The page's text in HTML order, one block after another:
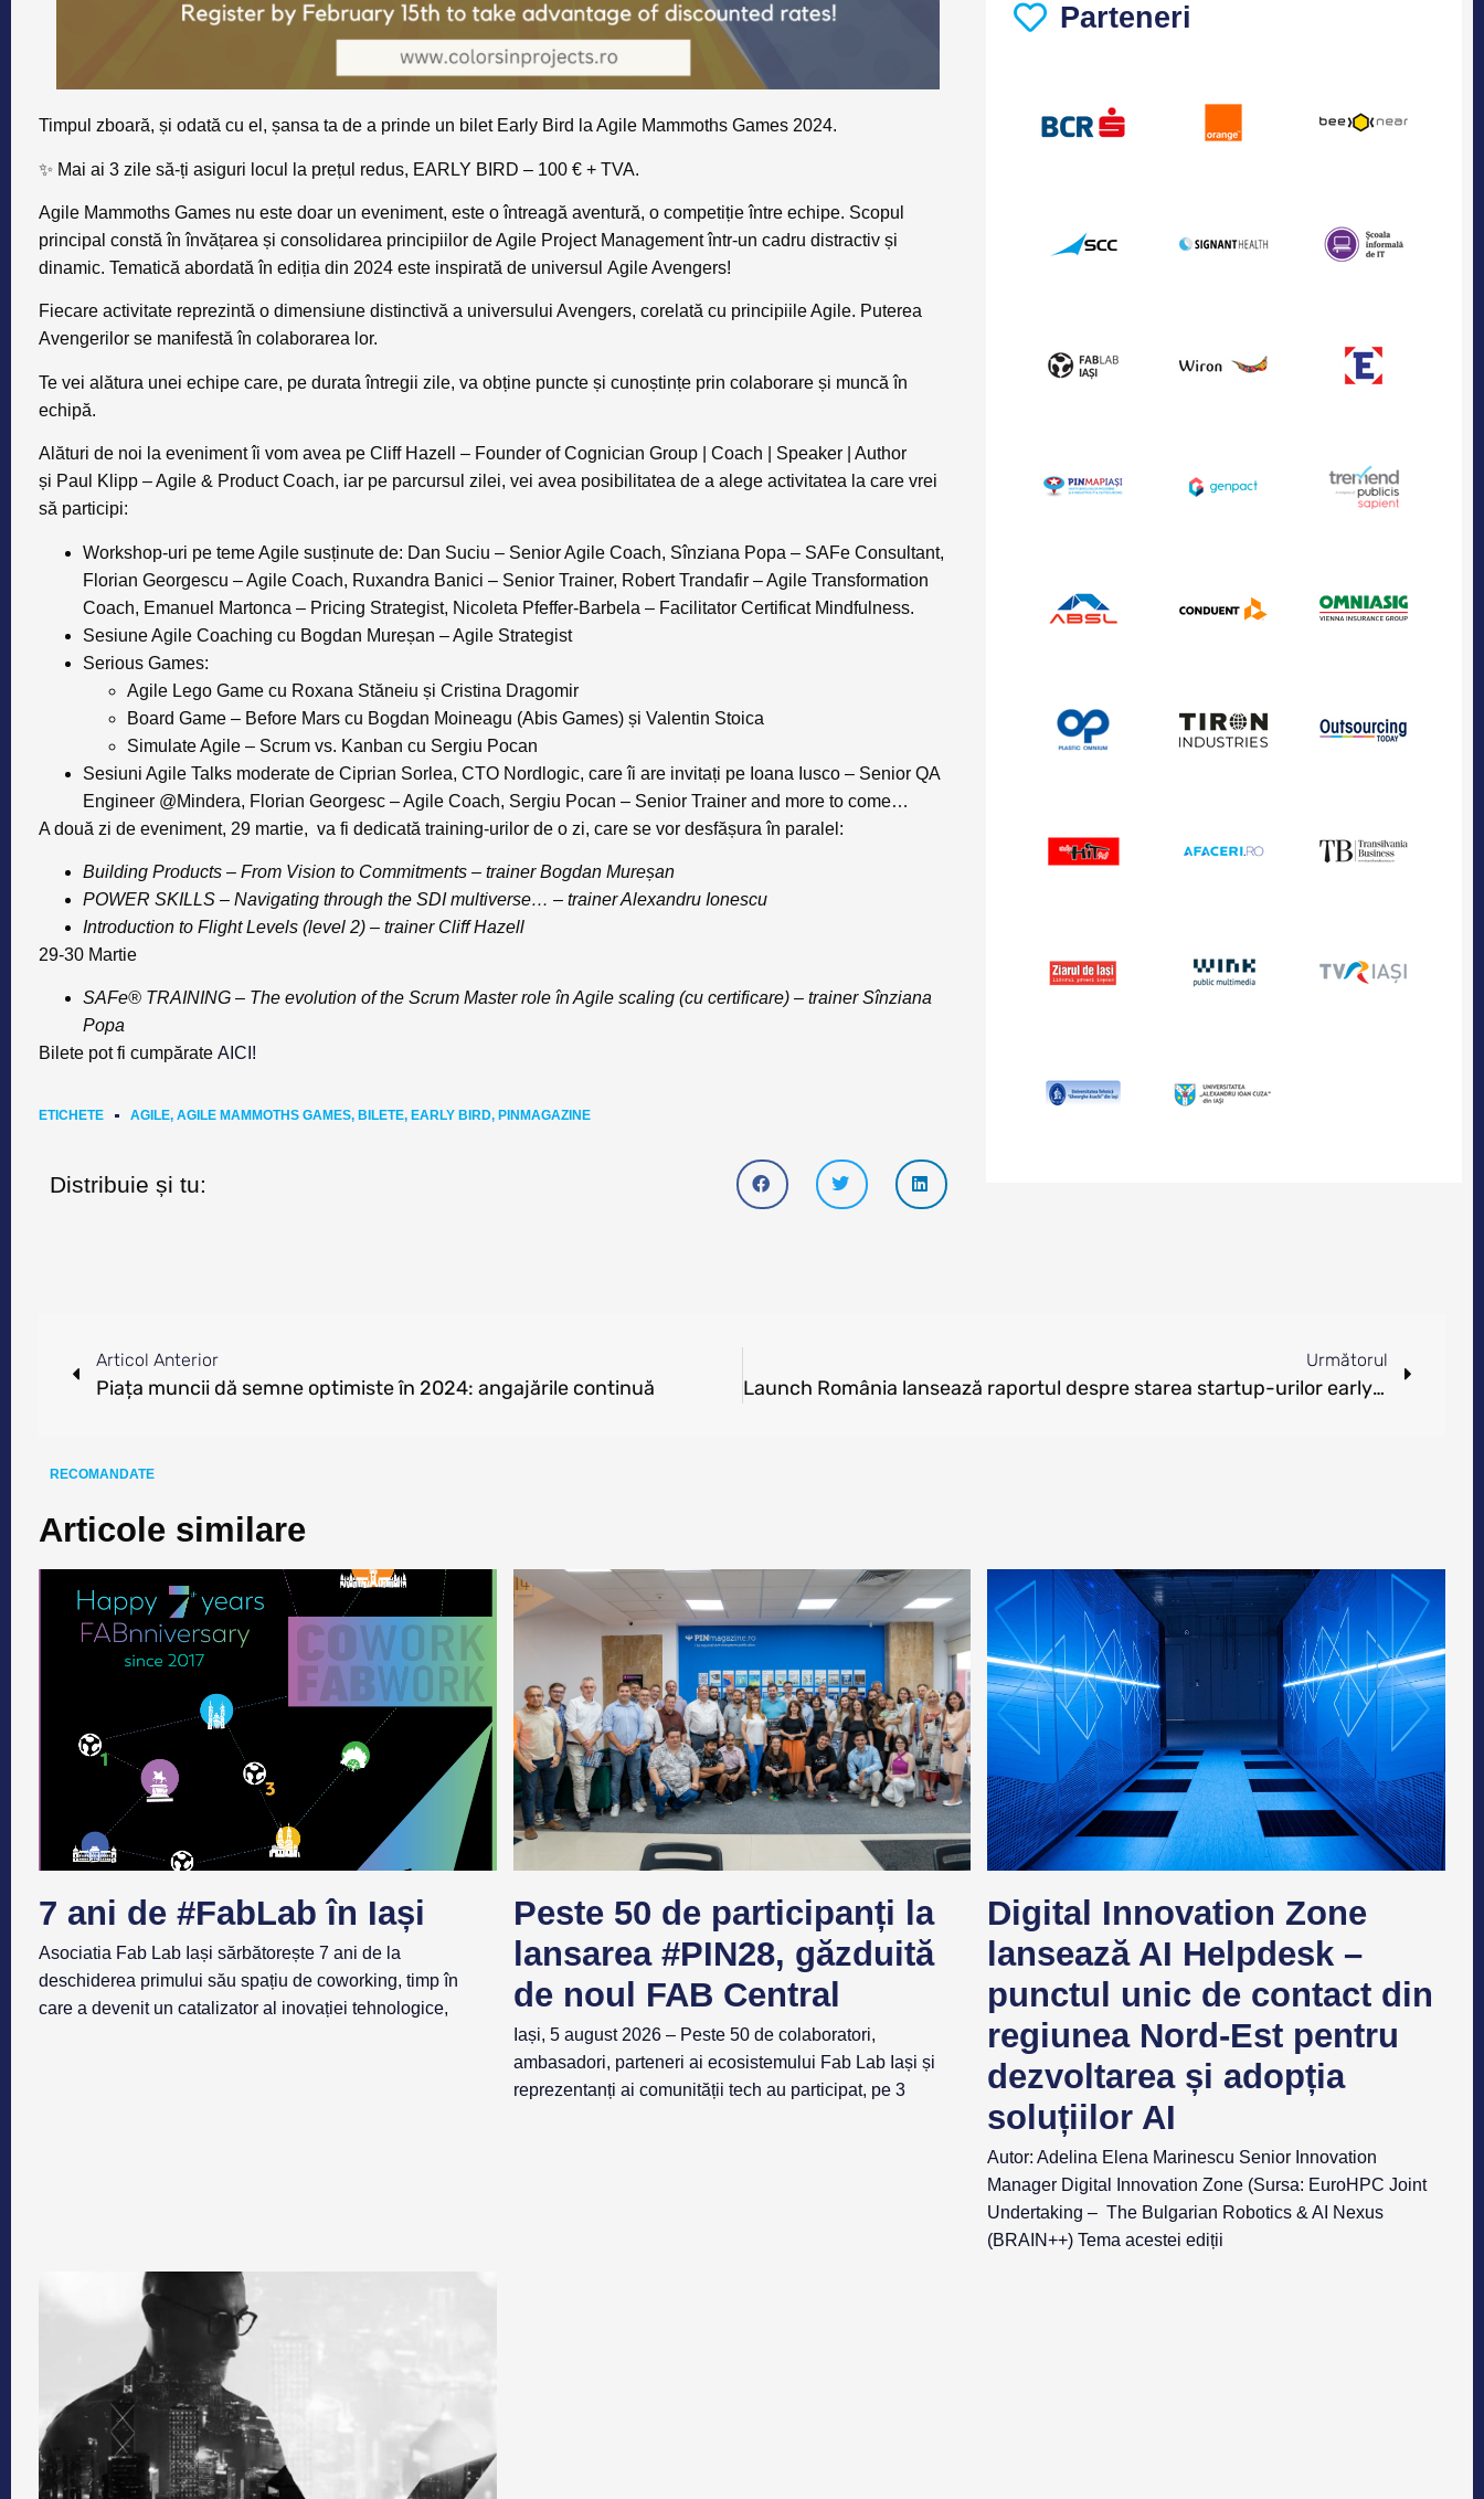
Timpul zboară, și odată cu el, șansa ta de a prinde un bilet Early Bird la Agile Mammoths Games 2024.
✨ Mai ai 3 zile să-ți asiguri locul la prețul redus, EARLY BIRD – 100 € + TVA.
Agile Mammoths Games nu este doar un eveniment, este o întreagă aventură, o competiție între echipe. Scopul
principal constă în învățarea și consolidarea principiilor de Agile Project Management într-un cadru distractiv și
dinamic. Tematică abordată în ediția din 2024 este inspirată de universul Agile Avengers!
Fiecare activitate reprezintă o dimensiune distinctivă a universului Avengers, corelată cu principiile Agile. Puterea
Avengerilor se manifestă în colaborarea lor.
Te vei alătura unei echipe care, pe durata întregii zile, va obține puncte și cunoștințe prin colaborare și muncă în
echipă.
Alături de noi la eveniment îi vom avea pe Cliff Hazell
– Founder of Cognician Group | Coach | Speaker | Author
și Paul Klipp – Agile & Product Coach, iar pe parcursul zilei, vei avea posibilitatea de a alege activitatea la care vrei
să participi:
Workshop-uri pe teme Agile susținute de: Dan Suciu – Senior Agile Coach, Sînziana Popa – SAFe Consultant,
Florian Georgescu – Agile Coach, Ruxandra Banici – Senior Trainer, Robert Trandafir – Agile Transformation
Coach, Emanuel Martonca – Pricing Strategist, Nicoleta Pfeffer-Barbela – Facilitator Certificat Mindfulness.
Sesiune Agile Coaching cu Bogdan Mureșan – Agile Strategist
Serious Games:
Agile Lego Game cu Roxana Stăneiu și Cristina Dragomir
Board Game – Before Mars cu Bogdan Moineagu (Abis Games) și Valentin Stoica
Simulate Agile – Scrum vs. Kanban cu Sergiu Pocan
Sesiuni Agile Talks moderate de Ciprian Sorlea, CTO Nordlogic, care îi are invitați pe Ioana Iusco – Senior QA
Engineer @Mindera, Florian Georgesc – Agile Coach, Sergiu Pocan – Senior Trainer and more to come…
A două zi de eveniment, 29 martie, va fi dedicată training-urilor de o zi, care se vor desfășura în paralel:
Building Products – From Vision to Commitments – trainer Bogdan Mureșan
POWER SKILLS – Navigating through the SDI multiverse… – trainer Alexandru Ionescu
Introduction to Flight Levels (level 2) – trainer Cliff Hazell
29-30 Martie
SAFe® TRAINING – The evolution of the Scrum Master role în Agile scaling (cu certificare) – trainer Sînziana
Popa
Bilete pot fi cumpărate AICI!
ETICHETE AGILE, AGILE MAMMOTHS GAMES, BILETE, EARLY BIRD, PINMAGAZINE
Distribuie și tu:
Parteneri
Articol Anterior
Piața muncii dă semne optimiste în 2024: angajările continuă
Următorul
Launch România lansează raportul despre starea startup-urilor early-stage din România – 7 martie, Apollo 111, 17:00
RECOMANDATE
Articole similare
7 ani de #FabLab în Iași
Asociatia Fab Lab Iași sărbătorește 7 ani de la
deschiderea primului său spațiu de coworking, timp în
care a devenit un catalizator al inovației tehnologice,
Peste 50 de participanți la
lansarea #PIN28, găzduită
de noul FAB Central
Iași, 5 august 2026 – Peste 50 de colaboratori,
ambasadori, parteneri ai ecosistemului Fab Lab Iași și
reprezentanți ai comunității tech au participat, pe 3
Digital Innovation Zone
lansează AI Helpdesk –
punctul unic de contact din
regiunea Nord-Est pentru
dezvoltarea și adopția
soluțiilor AI
Autor: Adelina Elena Marinescu Senior Innovation
Manager Digital Innovation Zone (Sursa: EuroHPC Joint
Undertaking – The Bulgarian Robotics & AI Nexus
(BRAIN++) Tema acestei ediții